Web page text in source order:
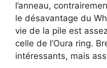
l’anneau,
le désavantage du
vie de la pile est
celle de l’Oura ring.
intéressants, mais